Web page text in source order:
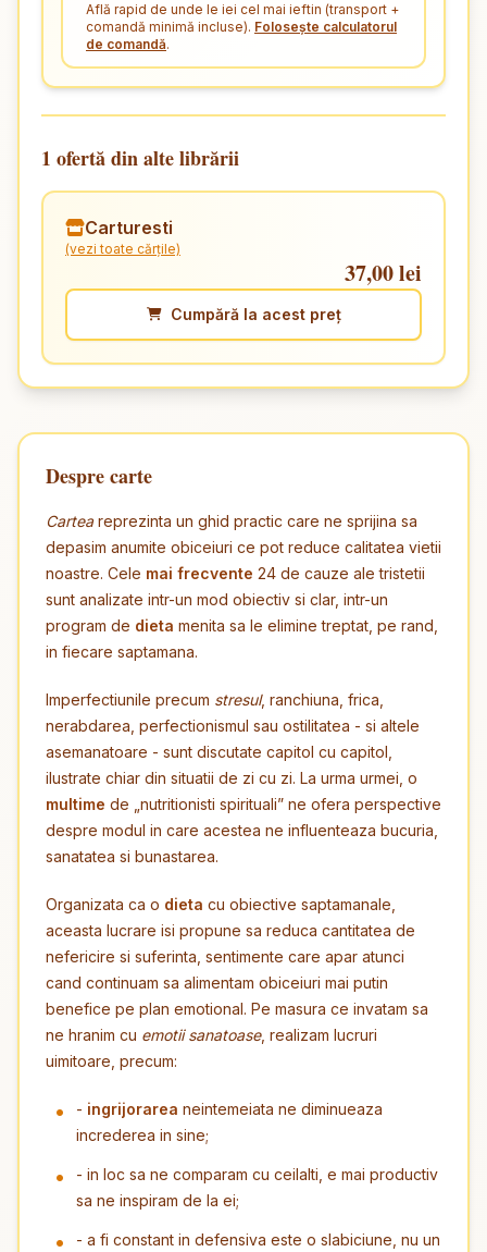
Află rapid de unde le iei cel mai ieftin (transport +
comandă minimă incluse). Folosește calculatorul
de comandă.
1 ofertă din alte librării
Carturesti
(vezi toate cărțile)
37,00 lei
Cumpără la acest preț
Despre carte
Carteareprezinta un ghid practic care ne sprijina sa
depasim anumite obiceiuri ce pot reduce calitatea vietii
noastre. Cele mai frecvente 24 de cauze ale tristetii
sunt analizate intr-un mod obiectiv si clar, intr-un
program de dieta menita sa le elimine treptat, pe rand,
in fiecare saptamana.
Imperfectiunile precum stresul, ranchiuna, frica,
nerabdarea, perfectionismul sau ostilitatea - si altele
asemanatoare - sunt discutate capitol cu capitol,
ilustrate chiar din situatii de zi cu zi. La urma urmei, o
multime de „nutritionisti spirituali” ne ofera perspective
despre modul in care acestea ne influenteaza bucuria,
sanatatea si bunastarea.
Organizata ca o dieta cu obiective saptamanale,
aceasta lucrare isi propune sa reduca cantitatea de
nefericire si suferinta, sentimente care apar atunci
cand continuam sa alimentam obiceiuri mai putin
benefice pe plan emotional. Pe masura ce invatam sa
ne hranim cu emotii sanatoase, realizam lucruri
uimitoare, precum:
- ingrijorarea neintemeiata ne diminueaza
increderea in sine;
- in loc sa ne comparam cu ceilalti, e mai productiv
sa ne inspiram de la ei;
- a fi constant in defensiva este o slabiciune, nu un